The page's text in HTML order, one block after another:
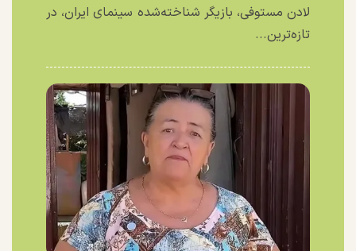
لادن مستوفی، بازیگر شناخته‌شده سینمای ایران، در
تازه‌ترین...